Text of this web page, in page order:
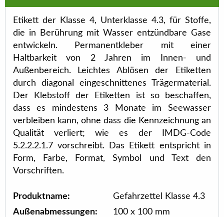
Etikett der Klasse 4, Unterklasse 4.3, für Stoffe,
die in Berührung mit Wasser entzündbare Gase
entwickeln. Permanentkleber mit einer
Haltbarkeit von 2 Jahren im Innen- und
Außenbereich. Leichtes Ablösen der Etiketten
durch diagonal eingeschnittenes Trägermaterial.
Der Klebstoff der Etiketten ist so beschaffen,
dass es mindestens 3 Monate im Seewasser
verbleiben kann, ohne dass die Kennzeichnung an
Qualität verliert; wie es der IMDG-Code
5.2.2.2.1.7 vorschreibt. Das Etikett entspricht in
Form, Farbe, Format, Symbol und Text den
Vorschriften.
Produktname:
Gefahrzettel Klasse 4.3
Außenabmessungen:
100 x 100 mm